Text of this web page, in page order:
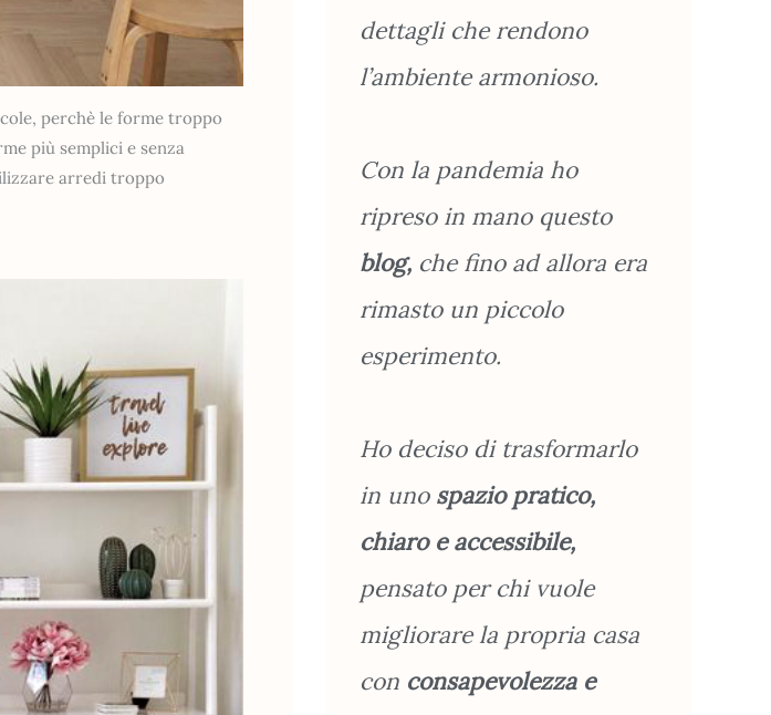
perchè le forme troppo
più semplici e senza
arredi troppo
dettagli che rendono
l’ambiente armonioso.
Con la pandemia ho
ripreso in mano questo
blog, che fino ad allora era
rimasto un piccolo
esperimento.
Ho deciso di trasformarlo
in unospazio pratico,
chiaro e accessibile,
pensato per chi vuole
migliorare la propria casa
con consapevolezza e